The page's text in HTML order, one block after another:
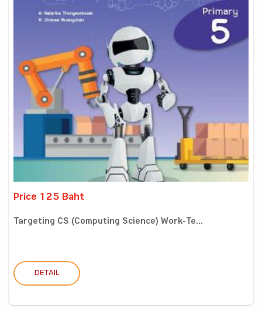
Price 125 Baht
Targeting CS (Computing Science) Work-Te...
DETAIL